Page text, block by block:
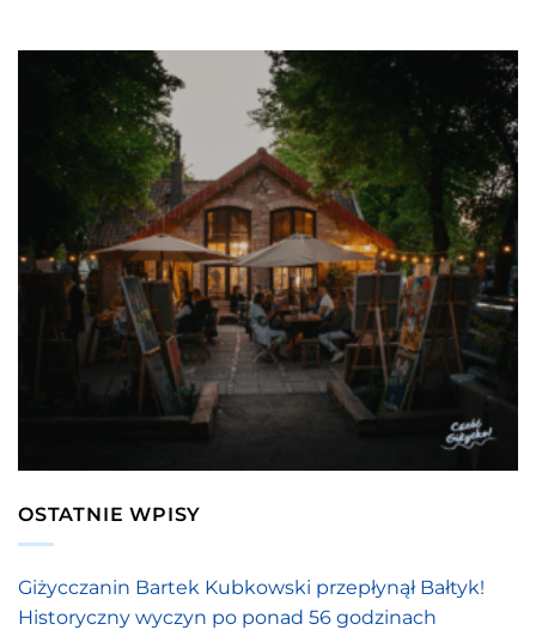
OSTATNIE WPISY
Giżycczanin Bartek Kubkowski przepłynął Bałtyk!
Historyczny wyczyn po ponad 56 godzinach